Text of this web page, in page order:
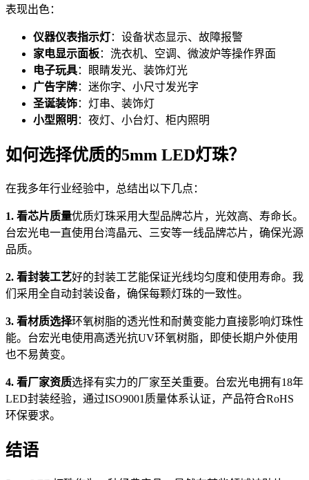
表现出色：
仪器仪表指示灯：设备状态显示、故障报警
家电显示面板：洗衣机、空调、微波炉等操作界面
电子玩具：眼睛发光、装饰灯光
广告字牌：迷你字、小尺寸发光字
圣诞装饰：灯串、装饰灯
小型照明 ：夜灯、小台灯、柜内照明
如何选择优质的5mm LED灯珠？
在我多年行业经验中，总结出以下几点：
1. 看芯片质量优质灯珠采用大型品牌芯片，光效高、寿命长。
台宏光电一直使用台湾晶元、三安等一线品牌芯片，确保光源
品质。
2. 看封装工艺好的封装工艺能保证光线均匀度和使用寿命。我
们采用全自动封装设备，确保每颗灯珠的一致性。
3. 看材质选择环氧树脂的透光性和耐黄变能力直接影响灯珠性
能。台宏光电使用高透光抗UV环氧树脂，即使长期户外使用
也不易黄变。
4. 看厂家资质选择有实力的厂家至关重要。台宏光电拥有18年
LED封装经验，通过ISO9001质量体系认证，产品符合RoHS
环保要求。
结语